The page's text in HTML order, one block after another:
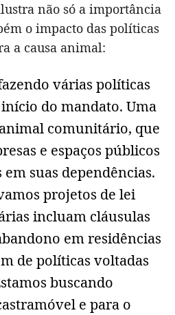
não só a importância
o impacto das políticas
a causa animal:
várias políticas
do mandato. Uma
comunitário, que
e espaços públicos
suas dependências.
projetos de lei
incluam cláusulas
em residências
de políticas voltadas
buscando
e para o